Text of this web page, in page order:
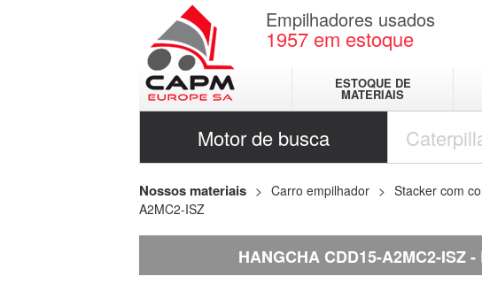
Empilhadores usados
1957 em estoque
ESTOQUE DE
MATERIAIS
Motor de busca
Nossos materiais Carro empilhador Stacker com
A2MC2-ISZ
HANGCHA CDD15-A2MC2-ISZ